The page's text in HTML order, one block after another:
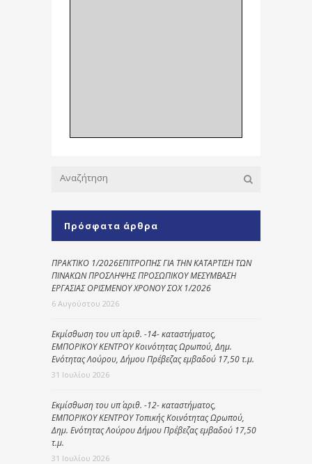
Πρόσφατα άρθρα
ΠΡΑΚΤΙΚΟ 1/2026ΕΠΙΤΡΟΠΗΣ ΓΙΑ ΤΗΝ ΚΑΤΑΡΤΙΣΗ ΤΩΝ
ΠΙΝΑΚΩΝ ΠΡΟΣΛΗΨΗΣ ΠΡΟΣΩΠΙΚΟΥ ΜΕΣΥΜΒΑΣΗ
ΕΡΓΑΣΙΑΣ ΟΡΙΣΜΕΝΟΥ ΧΡΟΝΟΥ ΣΟΧ 1/2026
6 Αυγούστου 2026
Εκμίσθωση του υπ΄ αριθ. -14- καταστήματος,
ΕΜΠΟΡΙΚΟΥ ΚΕΝΤΡΟΥ Κοινότητας Ωρωπού, Δημ.
Ενότητας Λούρου, Δήμου Πρέβεζας εμβαδού 17,50 τ.μ.
31 Ιουλίου 2026
Εκμίσθωση του υπ΄ αριθ. -12- καταστήματος,
ΕΜΠΟΡΙΚΟΥ ΚΕΝΤΡΟΥ Τοπικής Κοινότητας Ωρωπού,
Δημ. Ενότητας Λούρου Δήμου Πρέβεζας εμβαδού 17,50
τ.μ.
31 Ιουλίου 2026